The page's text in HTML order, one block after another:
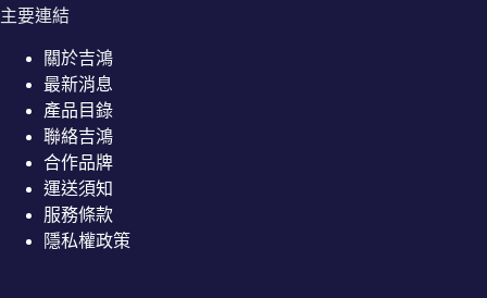
主要連結
關於吉鴻
最新消息
產品目錄
聯絡吉鴻
合作品牌
運送須知
服務條款
隱私權政策